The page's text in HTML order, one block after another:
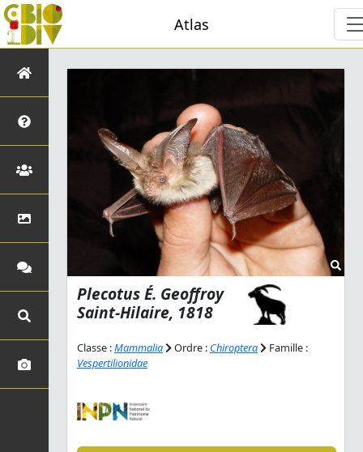
Atlas
PlecotusÉ. Geoffroy
Saint-Hilaire, 1818
Classe :Mammalia Ordre : Chiroptera
Famille :
Vespertilionidae